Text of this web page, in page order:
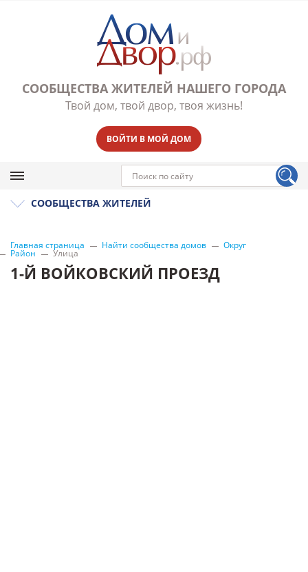
СООБЩЕСТВА ЖИТЕЛЕЙ НАШЕГО ГОРОДА
Твой дом, твой двор, твоя жизнь!
ВОЙТИ В МОЙ ДОМ
СООБЩЕСТВА ЖИТЕЛЕЙ
Главная страница Найти сообщества домов Округ
Район Улица
1-Й ВОЙКОВСКИЙ ПРОЕЗД